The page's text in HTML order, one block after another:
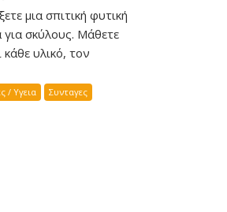
μια σπιτική φυτική
σκύλους. Μάθετε
υλικό, τον
/ Υγεια Συνταγες